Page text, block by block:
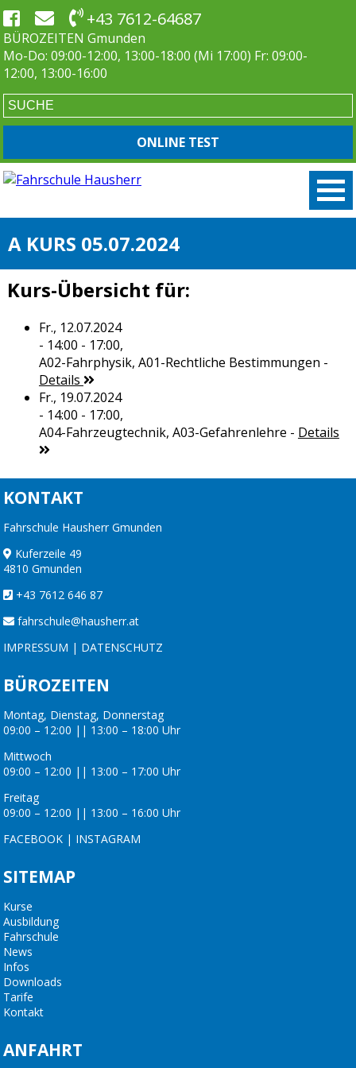
+43 7612-64687
BÜROZEITEN Gmunden
Mo-Do: 09:00-12:00, 13:00-18:00 (Mi 17:00) Fr: 09:00-
12:00, 13:00-16:00
ONLINE TEST
A KURS 05.07.2024
Kurs-Übersicht für:
Fr., 12.07.2024
- 14:00 - 17:00,
A02-Fahrphysik, A01-Rechtliche Bestimmungen -
Details
Fr., 19.07.2024
- 14:00 - 17:00,
A04-Fahrzeugtechnik, A03-Gefahrenlehre - Details
KONTAKT
Fahrschule Hausherr Gmunden
Kuferzeile 49
4810 Gmunden
+43 7612 646 87
fahrschule@hausherr.at
IMPRESSUM | DATENSCHUTZ
BÜROZEITEN
Montag, Dienstag, Donnerstag
09:00 – 12:00 || 13:00 – 18:00 Uhr
Mittwoch
09:00 – 12:00 || 13:00 – 17:00 Uhr
Freitag
09:00 – 12:00 || 13:00 – 16:00 Uhr
FACEBOOK | INSTAGRAM
SITEMAP
Kurse
Ausbildung
Fahrschule
News
Infos
Downloads
Tarife
Kontakt
ANFAHRT